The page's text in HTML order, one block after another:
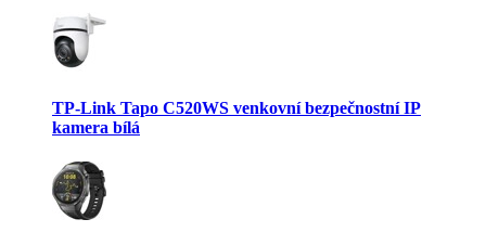
TP-Link Tapo C520WS venkovní bezpečnostní IP
kamera bílá